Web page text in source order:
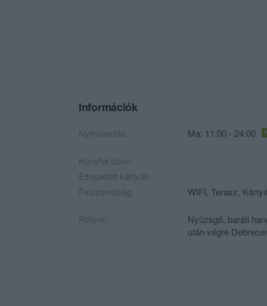
Információk
Nyitvatartás: Ma: 11:00 - 24:00
Konyha típus:
Elfogadott kártyák:
Felszereltség:
WIFI, Terasz,
Rólunk:
Nyüzsgő, baráti
után végre